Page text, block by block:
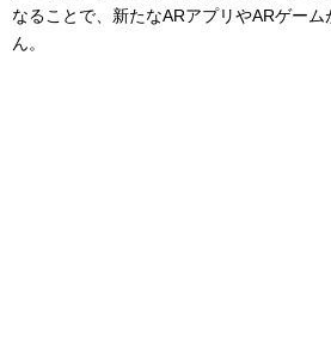
なることで、新たなARアプリやARゲー
ん。